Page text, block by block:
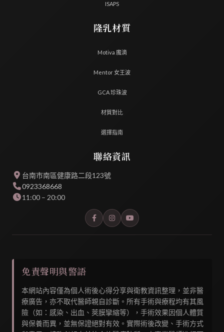
ISAPS
隆乳材質
Motiva 魔滴
Mentor 女王波
GCA 珍珠波
材質對比
選擇指南
聯絡資訊
台南市南區健康路二段123號
0923368668
11:00 – 20:00
免責聲明與警語
本網站內容僅為個人術後心得分享與衛教資訊整理，並非醫
療廣告，亦不取代醫師親自診斷。所有手術與療程均有其風
險（如：感染、出血、莢膜攣縮等），手術效果因個人體質
與保養而異，並無保證絕對有效。實際術後改變、手術方式